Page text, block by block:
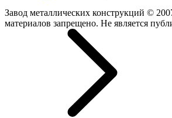
Завод металлических конструкций ©
материалов запрещено. Не является